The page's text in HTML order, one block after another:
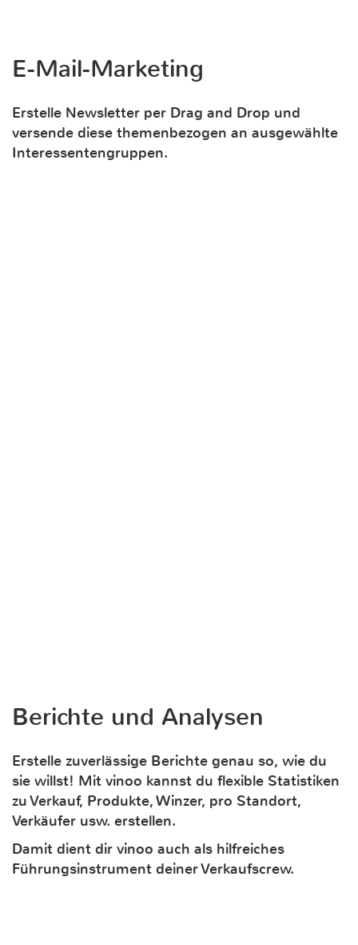
E-Mail-Marketing
Erstelle Newsletter per Drag and Drop und
versende diese themenbezogen an ausgewählte
Interessentengruppen.
Berichte und Analysen
Erstelle zuverlässige Berichte genau so, wie du
sie willst! Mit vinoo kannst du flexible Statistiken
zu Verkauf, Produkte, Winzer, pro Standort,
Verkäufer usw. erstellen.
Damit dient dir vinoo auch als hilfreiches
Führungsinstrument deiner Verkaufscrew.